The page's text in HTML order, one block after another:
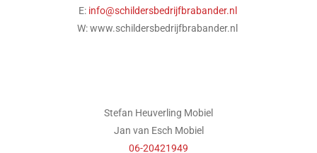
E: info@schildersbedrijfbrabander.nl
W: www.schildersbedrijfbrabander.nl
Stefan Heuverling Mobiel
Jan van Esch Mobiel
06-20421949